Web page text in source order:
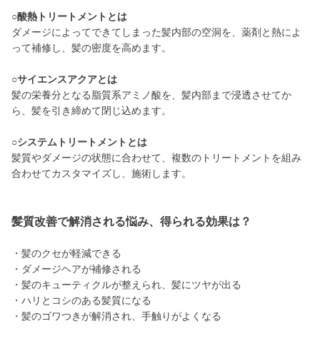
○酸熱トリートメントとは
ダメージによってできてしまった髪内部の空洞を、薬剤と熱によ
って補修し、髪の密度を高めます。
○サイエンスアクアとは
髪の栄養分となる脂質系アミノ酸を、髪内部まで浸透させてか
ら、髪を引き締めて閉じ込めます。
○システムトリートメントとは
髪質やダメージの状態に合わせて、複数のトリートメントを組み
合わせてカスタマイズし、施術します。
髪質改善で解消される悩み、得られる効果は？
・髪のクセが軽減できる
・ダメージヘアが補修される
・髪のキューティクルが整えられ、髪にツヤが出る
・ハリとコシのある髪質になる
・髪のゴワつきが解消され、手触りがよくなる